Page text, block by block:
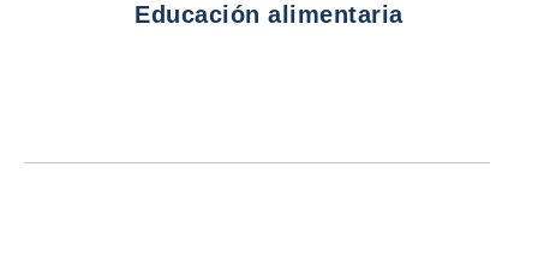
Educación alimentaria